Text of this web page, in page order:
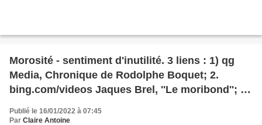
Morosité - sentiment d'inutilité. 3 liens : 1) qg
Media, Chronique de Rodolphe Boquet; 2.
bing.com/videos Jaques Brel, ''Le moribond''; 3)
enterrement à Ornans''.
Publié le 16/01/2022 à 07:45
Par Claire Antoine